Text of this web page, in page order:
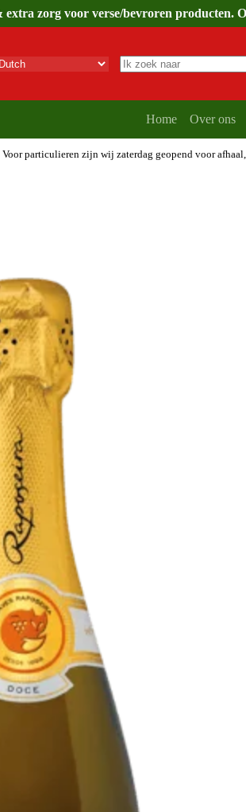
zorg voor verse/bevroren producten.
Home Over ons
Voor particulieren zijn wij zaterdag geopend voor